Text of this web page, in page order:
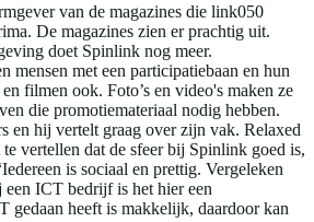
van de magazines die link050
De magazines zien er prachtig uit.
doet Spinlink nog meer.
mensen met een participatiebaan en hun
filmen ook. Foto’s en video's maken ze
die promotiemateriaal nodig hebben.
en hij vertelt graag over zijn vak. Relaxed
vertellen dat de sfeer bij Spinlink goed is,
is sociaal en prettig. Vergeleken
ICT bedrijf is het hier een
gedaan heeft is makkelijk, daardoor kan